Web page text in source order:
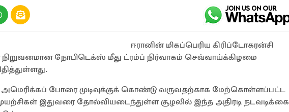
ஈரானின் மிகப்பெரிய கிரிப்டோகரன்சி
நோபிடெக்ஸ் மீது ட்ரம்ப் நிர்வாகம் செவ்வாய்க்கிழமை
போரை முடிவுக்குக் கொண்டு வருவதற்காக மேற்கொள்ளப்பட்ட
இதுவரை தோல்வியடைந்துள்ள சூழலில் இந்த அதிரடி நடவடிக்கை